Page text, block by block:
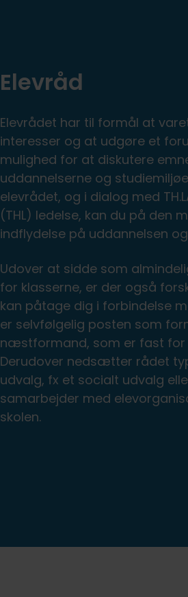
Elevråd
Elevrådet har til formål at
interesser og at udgøre et
mulighed for at diskutere
uddannelserne og
elevrådet, og i dialog med
(THL) ledelse, kan du på den
indflydelse på uddannelsen
Udover at sidde som
for klasserne, er der også
kan påtage dig i forbindelse
er selvfølgelig posten som
næstformand, som er fast for
Derudover nedsætter rådet
udvalg, fx et socialt udvalg
samarbejder med
skolen.